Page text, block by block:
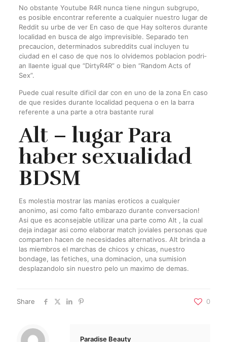
No obstante Youtube R4R nunca tiene ningun subgrupo,
es posible encontrar referente a cualquier nuestro lugar de
Reddit su urbe de ver En caso de que Hay solteros durante
localidad en busca de algo imprevisible. Separado ten
precaucion, determinados subreddits cual incluyen tu
ciudad en el caso de que nos lo olvidemos poblacion podri­
an llaente igual que “DirtyR4R” o bien “Random Acts of
Sex”.
Puede cual resulte dificil dar con en uno de la zona En caso
de que resides durante localidad pequena o en la barra
referente a una parte a otra bastante rural
Alt – lugar Para
haber sexualidad
BDSM
Es molestia mostrar las manias eroticos a cualquier
anonimo, asi­ como falto embarazo durante conversacion!
Asi que es aconsejable utilizar una parte como Alt , la cual
deja indagar asi­ como elaborar match joviales personas que
comparten hacen de necesidades alternativos. Alt brinda a
las miembros el marchas de chicos y chicas, nuestro
bondage, las fetiches, una dominacion, una sumision
desplazandolo sin nuestro pelo un maximo de demas.
Share 0
Paradise Beauty